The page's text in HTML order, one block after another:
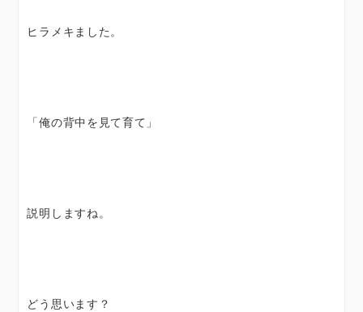
ヒラメキました。
「俺の背中を見て育て」
説明しますね。
どう思います？